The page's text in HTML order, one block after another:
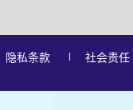
隐私条款 社会责任